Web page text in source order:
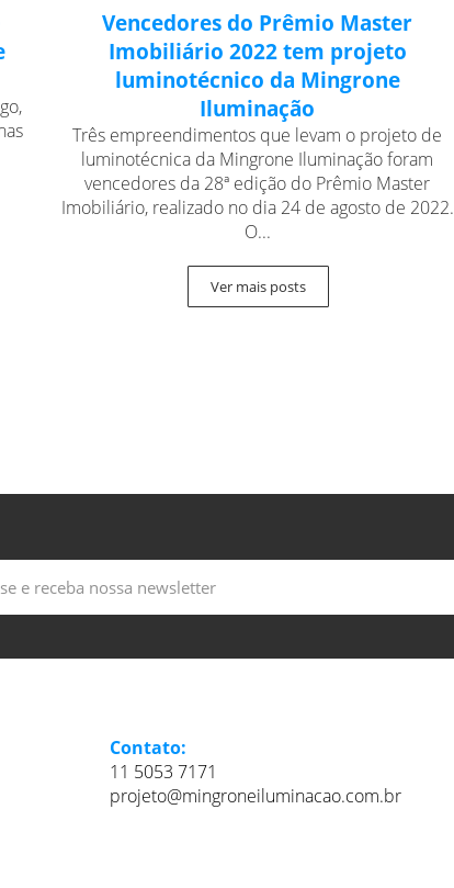
Vencedores do Prêmio Master
Imobiliário 2022 tem projeto
luminotécnico da Mingrone
Iluminação
Três empreendimentos que levam o projeto de
luminotécnica da Mingrone Iluminação foram
vencedores da 28ª edição do Prêmio Master
Imobiliário, realizado no dia 24 de agosto de 2022.
O...
Ver mais posts
Contato:
11 5053 7171
projeto@mingroneiluminacao.com.br